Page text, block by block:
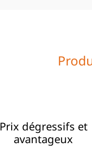
Prix dégressifs et
avantageux